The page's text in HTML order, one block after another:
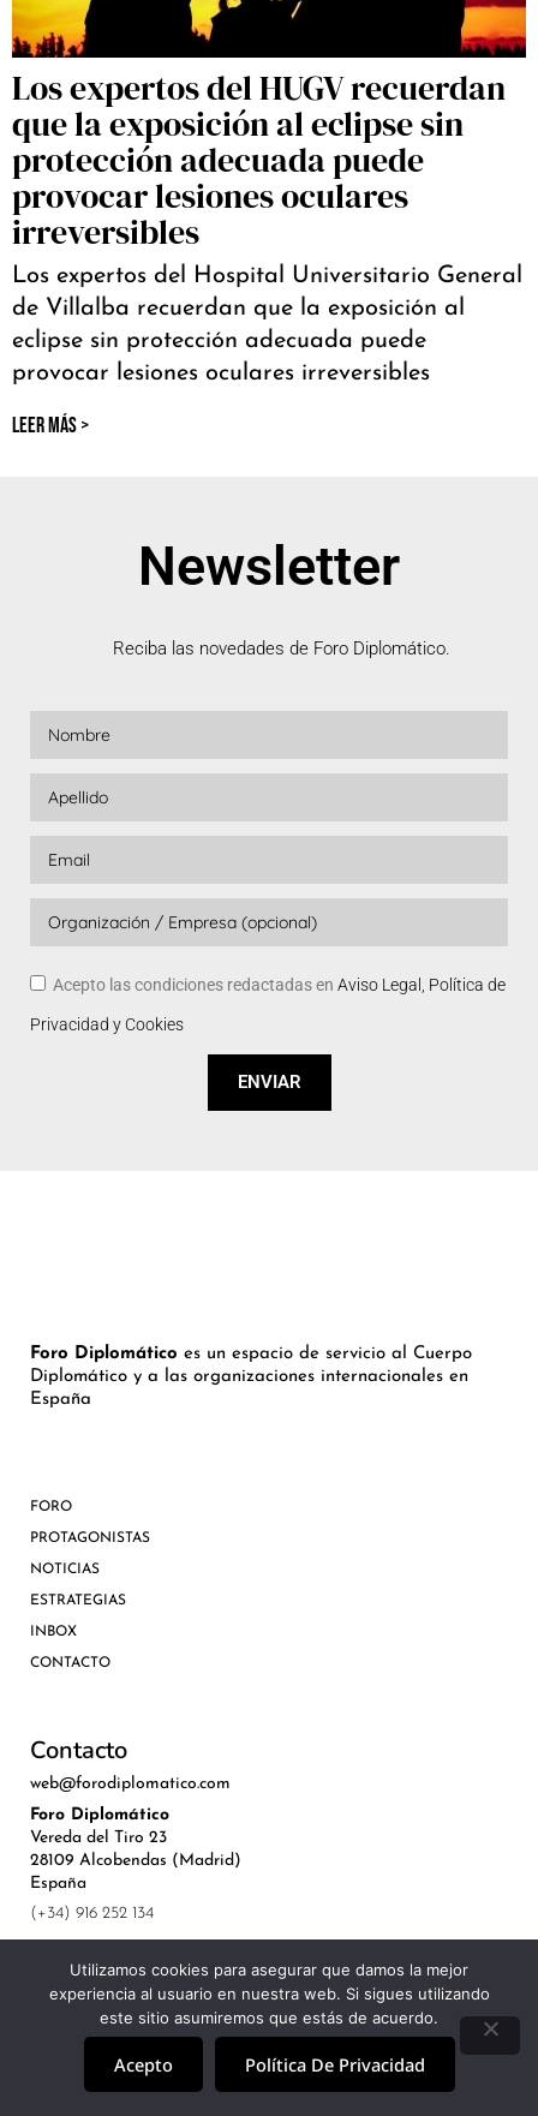
Los expertos del HUGV recuerdan
que la exposición al eclipse sin
protección adecuada puede
provocar lesiones oculares
irreversibles
Los expertos del Hospital Universitario General
de Villalba recuerdan que la exposición al
eclipse sin protección adecuada puede
provocar lesiones oculares irreversibles
LEER MÁS >
Newsletter
Reciba las novedades de Foro Diplomático.
Acepto las condiciones redactadas en Aviso Legal, Política de
Privacidad y Cookies
ENVIAR
Foro Diplomático es un espacio de servicio al Cuerpo
Diplomático y a las organizaciones internacionales en
España
FORO
PROTAGONISTAS
NOTICIAS
ESTRATEGIAS
INBOX
CONTACTO
Contacto
web@forodiplomatico.com
Foro Diplomático
Vereda del Tiro 23
28109 Alcobendas (Madrid)
España
(+34) 916 252 134
Utilizamos cookies para asegurar que damos la mejor
experiencia al usuario en nuestra web. Si sigues utilizando
este sitio asumiremos que estás de acuerdo.
Acepto Política De Privacidad